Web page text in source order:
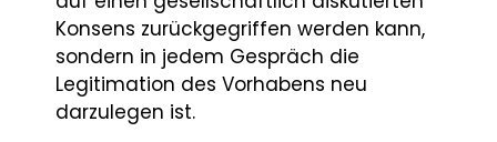
Konsens zurückgegriffen werden kann,
sondern in jedem Gespräch die
Legitimation des Vorhabens neu
darzulegen ist.